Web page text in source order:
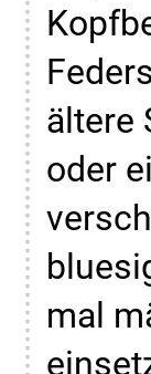
ältere
oder
mal